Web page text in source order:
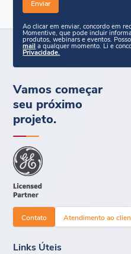
Ao clicar em enviar, concordo em
Momentive, que pode incluir
produtos, webinars e eventos.
mail a qualquer momento. Li e
Privacidade.
Vamos começar
seu próximo
projeto.
Contato Atendimento ao
Links Úteis